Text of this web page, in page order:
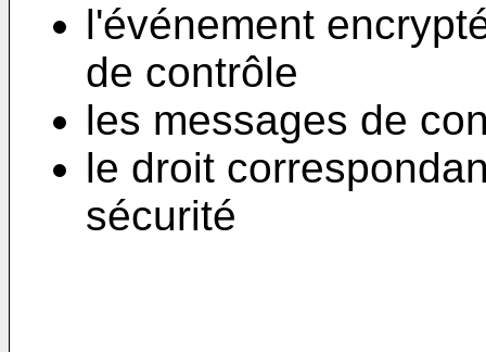
l'événement
de contrôle
les messages de
le droit
sécurité